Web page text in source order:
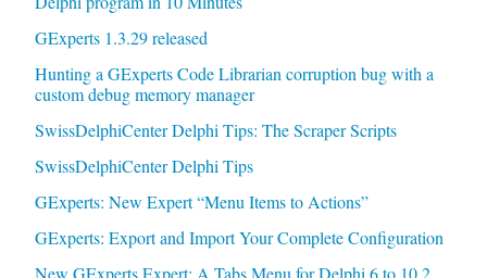
GExperts 1.3.29 released
Hunting a GExperts Code Librarian corruption bug with a
custom debug memory manager
SwissDelphiCenter Delphi Tips: The Scraper Scripts
SwissDelphiCenter Delphi Tips
GExperts: New Expert “Menu Items to Actions”
GExperts: Export and Import Your Complete Configuration
New GExperts Expert: A Tabs Menu for Delphi 6 to 10.2